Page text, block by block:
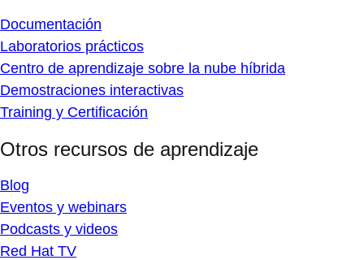
Documentación
Laboratorios prácticos
Centro de aprendizaje sobre la nube híbrida
Demostraciones interactivas
Training y Certificación
Otros recursos de aprendizaje
Blog
Eventos y webinars
Podcasts y videos
Red Hat TV